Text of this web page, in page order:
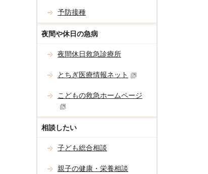
予防接種
夜間や休日の急病
夜間休日救急診療所
とちぎ医療情報ネット
こどもの救急ホームページ
相談したい
子ども総合相談
親子の健康・栄養相談